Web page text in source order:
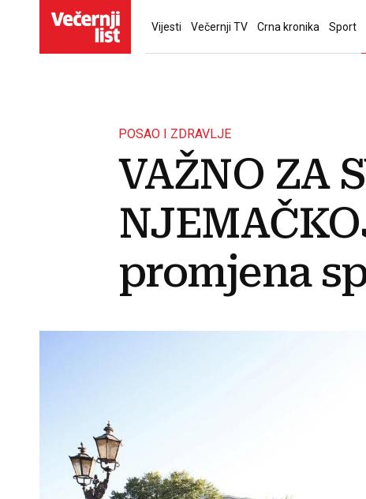
Vijesti Večernji TV Crna kronika Sport
POSAO I ZDRAVLJE
VAŽNO ZA
promjena